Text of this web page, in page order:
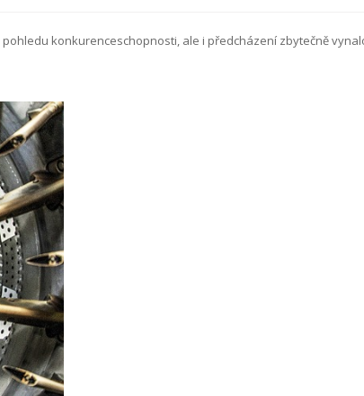
konkurenceschopnosti, ale i předcházení zbytečně